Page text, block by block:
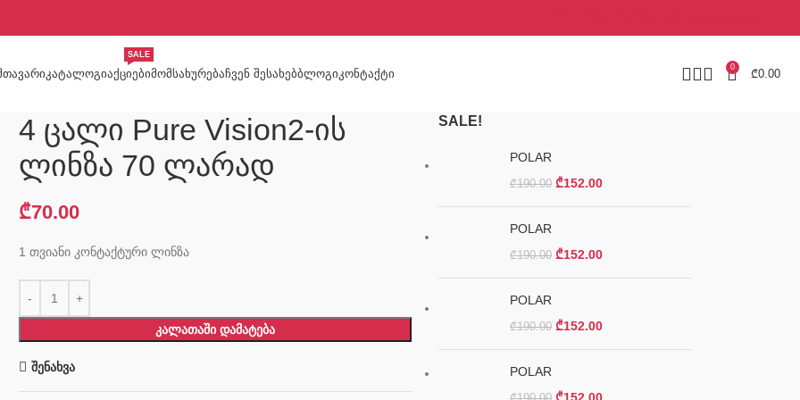
ᲙᲐᲢᲐᲚᲝᲒᲘᲐᲥᲪᲘᲔᲑᲘ
SALE
ᲛᲝᲛᲡᲐᲮᲣᲠᲔᲑᲐᲩᲕᲔᲜ ᲨᲔᲡᲐᲮᲔᲑᲑᲚᲝᲒᲘᲙᲝᲜᲢᲐᲥᲢᲘ
0
₾0.00
4 ცალი Pure Vision2-ის
ლინზა 70 ლარად
₾70.00
1 თვიანი კონტაქტური ლინზა
ᲙᲐᲚᲐᲗᲐᲨᲘ ᲓᲐᲛᲐᲢᲔᲑᲐ
შენახვა
SALE!
POLAR
₾190.00 ₾152.00
POLAR
₾190.00 ₾152.00
POLAR
₾190.00 ₾152.00
POLAR